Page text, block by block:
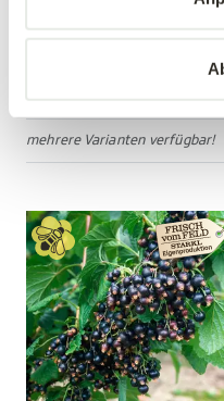
Nashi 'Hosui'
34,90
mehrere Varianten verfügbar!